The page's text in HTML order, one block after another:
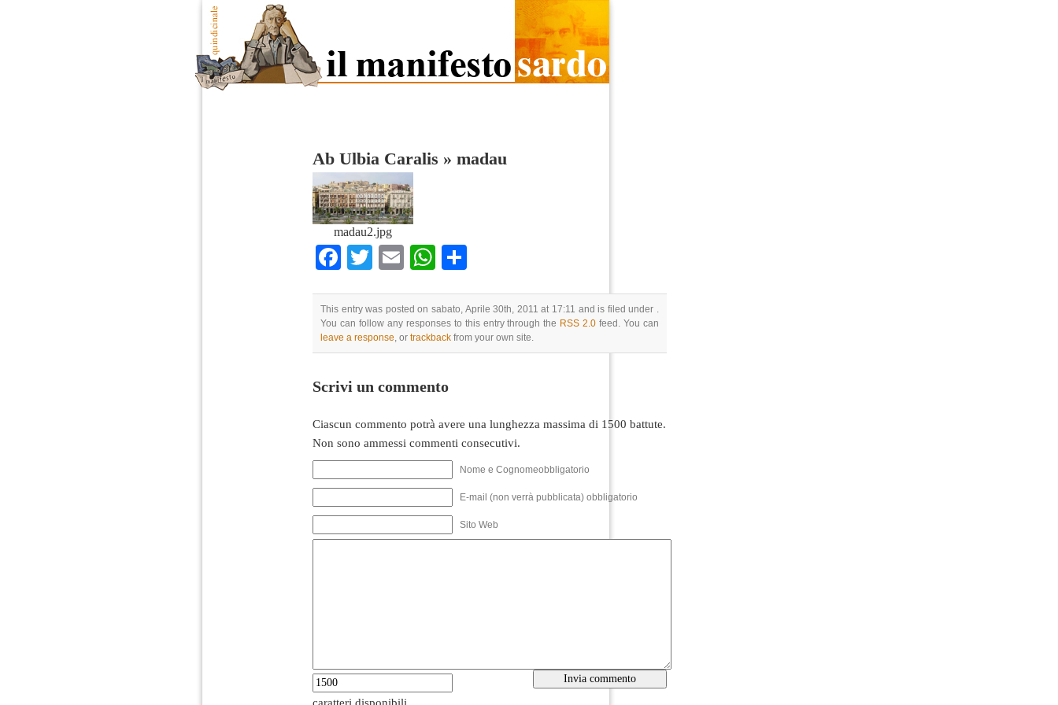
Ab Ulbia Caralis » madau
madau2.jpg
Facebook
TwitterEmailWhatsApp
This entry was posted on sabato, Aprile 30th, 2011 at 17:11 and is filed under .
You can follow any responses to this entry through the RSS 2.0 feed. You can
leave a response, or trackback from your own site.
Scrivi un commento
Ciascun commento potrà avere una lunghezza massima di 1500 battute.
Non sono ammessi commenti consecutivi.
Nome e Cognomeobbligatorio
E-mail (non verrà pubblicata) obbligatorio
Sito Web